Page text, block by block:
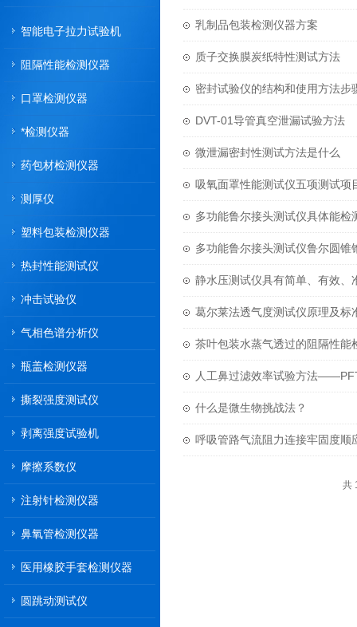
智能电子拉力试验机
阻隔性能检测仪器
口罩检测仪器
*检测仪器
药包材检测仪器
测厚仪
塑料包装检测仪器
热封性能测试仪
冲击试验仪
气相色谱分析仪
瓶盖检测仪器
撕裂强度测试仪
剥离强度试验机
摩擦系数仪
注射针检测仪器
鼻氧管检测仪器
医用橡胶手套检测仪器
圆跳动测试仪
乳制品包装检测仪器方案
质子交换膜炭纸特性测试方法
密封试验仪的结构和使用方法步
DVT-01导管真空泄漏试验方法
微泄漏密封性测试方法是什么
吸氧面罩性能测试仪五项测试项
多功能鲁尔接头测试仪具体能检
多功能鲁尔接头测试仪鲁尔圆锥
静水压测试仪具有简单、有效、
葛尔莱法透气度测试仪原理及标
茶叶包装水蒸气透过的阻隔性能
人工鼻过滤效率试验方法
什么是微生物挑战法？
呼吸管路气流阻力连接牢固度顺
共